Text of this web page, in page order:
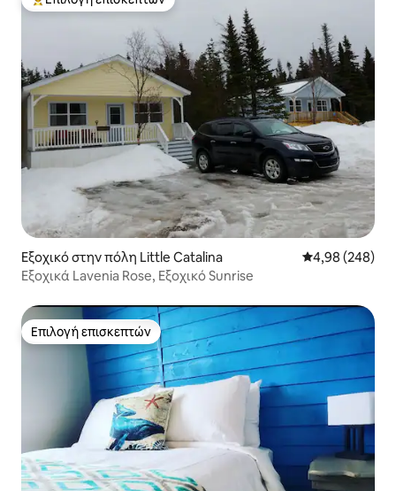
Κορυφαία επιλογή επισκεπτών
Εξοχικό στην πόλη Little Catalina Μέση
4,98 (248)
Εξοχικά Lavenia Rose, Εξοχικό Sunrise
Επιλογή επισκεπτών
Επιλογή επισκεπτών